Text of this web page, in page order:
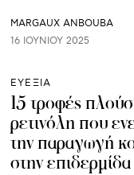
MARGAUX ANBOUBA
16 ΙΟΥΝΊΟΥ 2025
ΕΥΕΞΙΑ
15 τροφές
ρετινόλη που
την παραγωγή
στην επιδερμίδα